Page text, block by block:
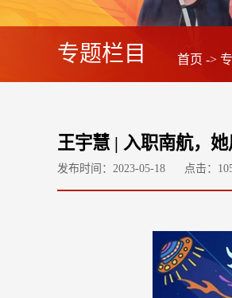
专题栏目 首页 ->
王宇慧 | 入职南航，她
发布时间：2023-05-18 点击：